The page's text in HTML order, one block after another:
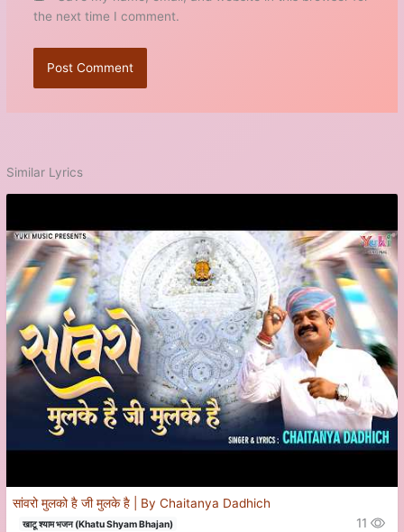
the next time I comment.
Similar Lyrics
सांवरो मुलको है जी मुलके है | By Chaitanya Dadhich
खाटू श्याम भजन (Khatu Shyam Bhajan) 11